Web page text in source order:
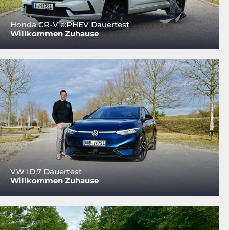
Honda CR-V e:PHEV Dauertest
Willkommen Zuhause
VW ID.7 Dauertest
Willkommen Zuhause